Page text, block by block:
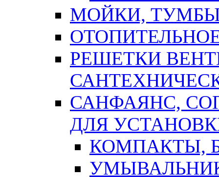
МОЙКИ,
РЕШЕТКИ
САНФАЯНС,
ДЛЯ
КОМПАКТЫ,